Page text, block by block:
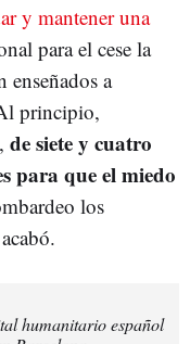
y mantener una
para el cese la
a
principio,
de siete y cuatro
para que el miedo
los
humanitario español